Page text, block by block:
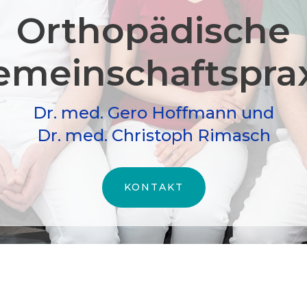
Orthopädische
Dr. med. Gero Hoffmann und
Dr. med. Christoph Rimasch
KONTAKT